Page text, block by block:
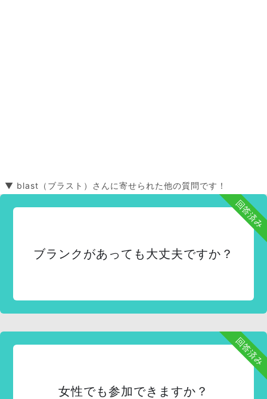
▼ blast（ブラスト）さんに寄せられた他の質問です！
回答済み
ブランクがあっても大丈夫ですか？
回答済み
女性でも参加できますか？